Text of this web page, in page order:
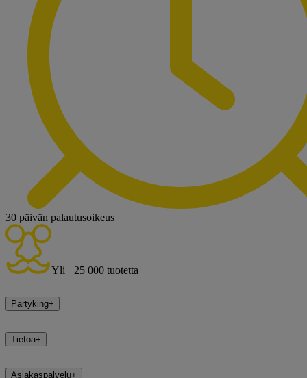
30 päivän palautusoikeus
Yli +25 000 tuotetta
Partyking+
Tietoa+
Asiakaspalvelu+